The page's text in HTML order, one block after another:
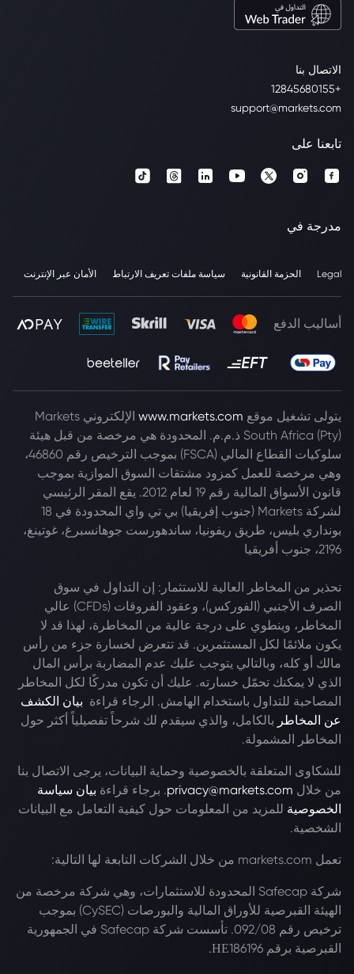
الاتصال بنا
+12845680155
support@markets.com
تابعنا على
مدرجة في
Legal الحزمة القانونية سياسة ملفات تعريف الارتباط الأمان عبر الإنترنت
أساليب الدفع
يتولى تشغيل موقع www.markets.com
الإلكتروني Markets
South Africa (Pty) ذ.م.م. المحدودة هي مرخصة من قبل هيئة
سلوكيات القطاع المالي (FSCA) بموجب الترخيص رقم 46860،
وهي مرخصة للعمل كمزود مشتقات السوق الموازية بموجب
قانون الأسواق المالية رقم 19 لعام 2012. يقع المقر الرئيسي
لشركة Markets (جنوب إفريقيا) بي تي واي المحدودة في 18
بونداري بليس، طريق ريفونيا، ساندهورست جوهانسبرغ، غوتينغ،
2196، جنوب أفريقيا
تحذير من المخاطر العالية للاستثمار: إن التداول في سوق
الصرف الأجنبي (الفوركس)، وعقود الفروقات (CFDs) عالي
المخاطر، وينطوي على درجة عالية من المخاطرة، لهذا قد لا
يكون ملائمًا لكل المستثمرين. قد تتعرض لخسارة جزء من رأس
مالك أو كله، وبالتالي يتوجب عليك عدم المضاربة برأس المال
الذي لا يمكنك تحمّل خسارته. عليك أن تكون مدركًا لكل المخاطر
المصاحبة للتداول باستخدام الهامش. الرجاء قراءة بيان الكشف
عن المخاطر بالكامل، والذي سيقدم لك شرحاً تفصيلياً أكثر حول
المخاطر المشمولة.
للشكاوى المتعلقة بالخصوصية وحماية البيانات، يرجى الاتصال بنا
من خلال privacy@markets.com. برجاء قراءة بيان سياسة
الخصوصية للمزيد من المعلومات حول كيفية التعامل مع البيانات
الشخصية.
تعمل markets.com من خلال الشركات التابعة لها التالية:
شركة Safecap المحدودة للاستثمارات، وهي شركة مرخصة من
الهيئة القبرصية للأوراق المالية والبورصات (CySEC) بموجب
ترخيص رقم 092/08. تأسست شركة Safecap في الجمهورية
القبرصية برقم ΗΕ186196.